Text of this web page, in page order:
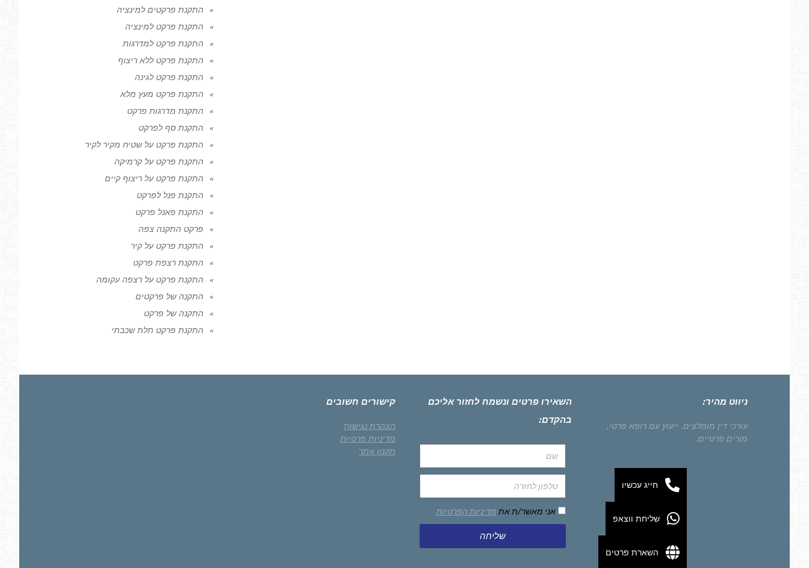
התקנת פרקטים למינציה
התקנת פרקט למינציה
התקנת פרקט למדרגות
התקנת פרקט ללא ריצוף
התקנת פרקט לגינה
התקנת פרקט מעץ מלא
התקנת מדרגות פרקט
התקנת סף לפרקט
התקנת פרקט על שטיח מקיר לקיר
התקנת פרקט על קרמיקה
התקנת פרקט על ריצוף קיים
התקנת פנל לפרקט
התקנת פאנל פרקט
פרקט התקנה צפה
התקנת פרקט על קיר
התקנת רצפת פרקט
התקנת פרקט על רצפה עקומה
התקנה של פרקטים
התקנה של פרקט
התקנת פרקט תלת שכבתי
ניווט מהיר:
עורכי דין מומלצים. ייעוץ עם רופא פרטי,
מורים פרטיים.
השאירו פרטים ונשמח לחזור אליכם
בהקדם:
אני מאשר/ת את מדיניות הפרטיות
שליחה
קישורים חשובים
הצהרת נגישות
מדיניות פרטיות
תקנון אתר
חייג עכשיו
שליחת ווצאפ
השארת פרטים